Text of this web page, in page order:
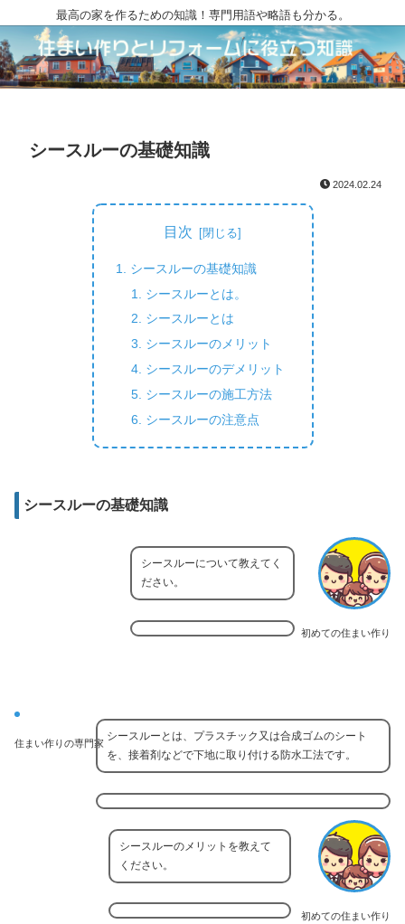
最高の家を作るための知識！専門用語や略語も分かる。
シースルーの基礎知識
2024.02.24
目次
シースルーの基礎知識
シースルーとは。
シースルーとは
シースルーのメリット
シースルーのデメリット
シースルーの施工方法
シースルーの注意点
シースルーの基礎知識
初めての住まい作り
シースルーについて教えてく
ださい。
住まい作りの専門家
シースルーとは、プラスチック又は合成ゴムのシート
を、接着剤などで下地に取り付ける防水工法です。
初めての住まい作り
シースルーのメリットを教えて
ください。